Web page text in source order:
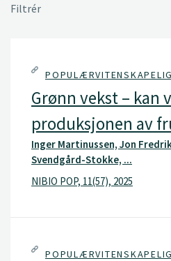
Filtrér
Grønn vekst – kan
produksjonen av
Inger Martinussen, Jon
Svendgård-Stokke, ...
NIBIO POP, 11(57), 2025